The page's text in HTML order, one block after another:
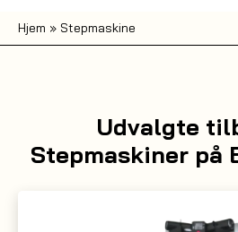
Hjem » Stepmaskine
Udvalgte
Stepmaskiner på